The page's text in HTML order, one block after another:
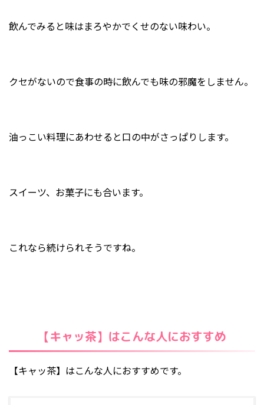
飲んでみると味はまろやかでくせのない味わい。
クセがないので食事の時に飲んでも味の邪魔をしません。
油っこい料理にあわせると口の中がさっぱりします。
スイーツ、お菓子にも合います。
これなら続けられそうですね。
【キャッ茶】はこんな人におすすめ
【キャッ茶】はこんな人におすすめです。